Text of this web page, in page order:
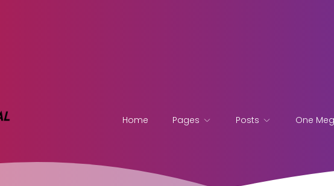
Home Pages Posts One